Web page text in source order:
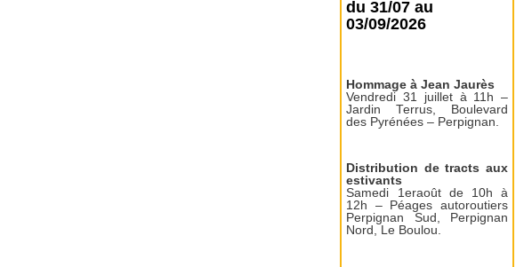
du 31/07 au
03/09/2026
Hommage à Jean Jaurès
Vendredi 31 juillet à 11h –
Jardin Terrus, Boulevard
des Pyrénées – Perpignan.
Distribution de tracts aux
estivants
Samedi 1eraoût de 10h à
12h – Péages autoroutiers
Perpignan Sud, Perpignan
Nord, Le Boulou.